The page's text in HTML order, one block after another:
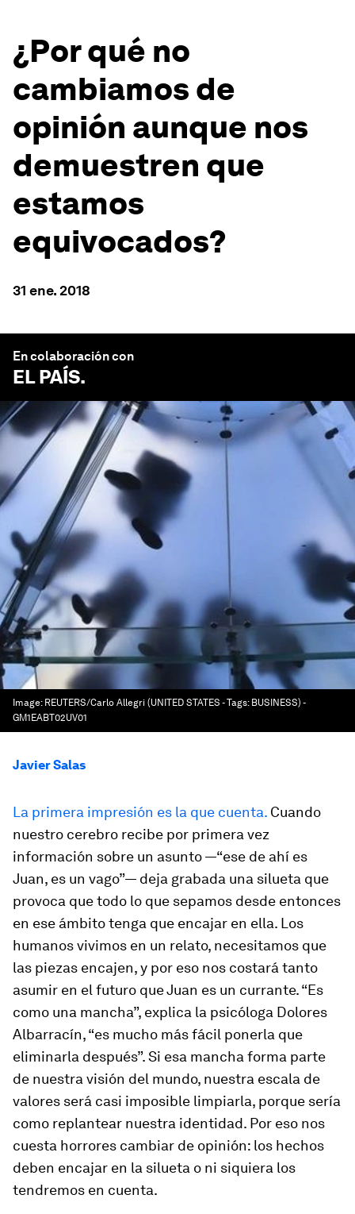
¿Por qué no
cambiamos de
opinión aunque nos
demuestren que
estamos
equivocados?
31 ene. 2018
En colaboración con
EL PAÍS.
Image: REUTERS/Carlo Allegri (UNITED STATES - Tags: BUSINESS) -
GM1EABT02UV01
Javier Salas
La primera impresión es la que cuenta. Cuando
nuestro cerebro recibe por primera vez
información sobre un asunto —“ese de ahí es
Juan, es un vago”— deja grabada una silueta que
provoca que todo lo que sepamos desde entonces
en ese ámbito tenga que encajar en ella. Los
humanos vivimos en un relato, necesitamos que
las piezas encajen, y por eso nos costará tanto
asumir en el futuro que Juan es un currante. “Es
como una mancha”, explica la psicóloga Dolores
Albarracín, “es mucho más fácil ponerla que
eliminarla después”. Si esa mancha forma parte
de nuestra visión del mundo, nuestra escala de
valores será casi imposible limpiarla, porque sería
como replantear nuestra identidad. Por eso nos
cuesta horrores cambiar de opinión: los hechos
deben encajar en la silueta o ni siquiera los
tendremos en cuenta.